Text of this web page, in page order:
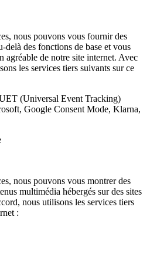
nous pouvons vous fournir des
delà des fonctions de base et vous
agréable de notre site internet. Avec
les services tiers suivants sur ce
(Universal Event Tracking)
Google Consent Mode, Klarna,
nous pouvons vous montrer des
multimédia hébergés sur des sites
nous utilisons les services tiers
: